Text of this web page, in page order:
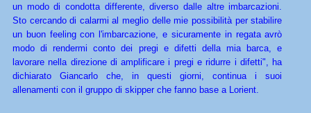
un modo di condotta differente, diverso dalle altre imbarcazioni.
Sto cercando di calarmi al meglio delle mie possibilità per stabilire
un buon feeling con l'imbarcazione, e sicuramente in regata avrò
modo di rendermi conto dei pregi e difetti della mia barca, e
lavorare nella direzione di amplificare i pregi e ridurre i difetti", ha
dichiarato Giancarlo che, in questi giorni, continua i suoi
allenamenti con il gruppo di skipper che fanno base a Lorient.